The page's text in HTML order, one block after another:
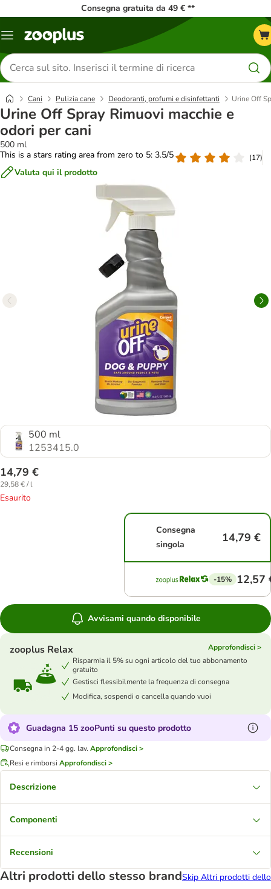
Consegna gratuita da 49 € **
Overview
Cerca
prodotti
Cani Pulizia cane Deodoranti, profumi e disinfettanti Urine Off
Urine Off Spray Rimuovi macchie e
odori per cani
500 ml
This is a stars rating area from zero to 5: 3.5/5
(17)
Valuta qui il prodotto
500 ml
1253415.0
14,79 €
29,58 € / l
Esaurito
Consegna
singola
14,79 €
-15% 12,57
Avvisami quando disponibile
zooplus Relax
Approfondisci >
Risparmia il 5% su ogni articolo del tuo abbonamento
gratuito
Gestisci flessibilmente la frequenza di consegna
Modifica, sospendi o cancella quando vuoi
Guadagna 15 zooPunti su questo prodotto
Consegna in 2-4 gg. lav. Approfondisci >
Resi e rimborsi Approfondisci >
Descrizione
Componenti
Recensioni
Altri prodotti dello stesso brandSkip Altri prodotti dello